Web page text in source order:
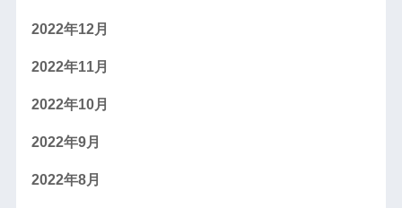
2022年12月
2022年11月
2022年10月
2022年9月
2022年8月